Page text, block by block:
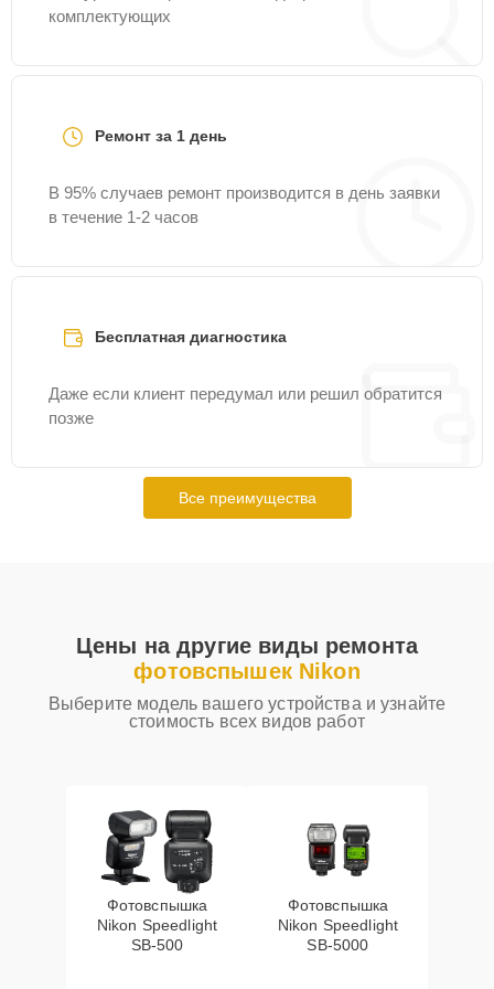
комплектующих
Ремонт за 1 день
В 95% случаев ремонт производится в день заявки
в течение 1-2 часов
Бесплатная диагностика
Даже если клиент передумал или решил обратится
позже
Все преимущества
Цены на другие виды ремонта
фотовспышек Nikon
Выберите модель вашего устройства и узнайте
стоимость всех видов работ
Фотовспышка
Nikon Speedlight
SB-500
Фотовспышка
Nikon Speedlight
SB-5000